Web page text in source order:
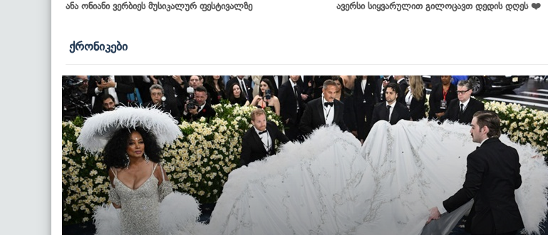
ანა ონიანი ვერბიეს მუსიკალურ ფესტივალზე ავერსი სიყვარულით გილოცავთ დედის დღეს ❤️
ქრონიკები